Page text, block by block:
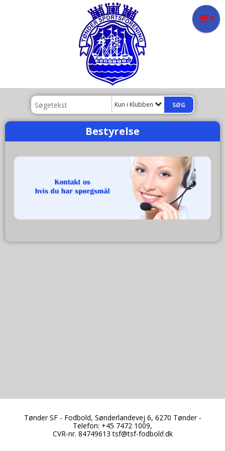
Kun i Klubben
Bestyrelse
Tønder SF - Fodbold, Sønderlandevej 6, 6270 Tønder -
Telefon: +45 7472 1009,
CVR-nr. 84749613tsf@tsf-fodbold.dk
*
*
*